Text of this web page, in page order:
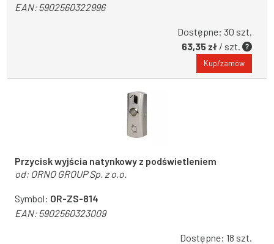
EAN:5902560322996
Dostępne: 30 szt.
63,35 zł / szt.
Kup/zamów
Przycisk wyjścia natynkowy z podświetleniem
od: ORNO GROUP Sp. z o.o.
Symbol: OR-ZS-814
EAN:5902560323009
Dostępne: 18 szt.